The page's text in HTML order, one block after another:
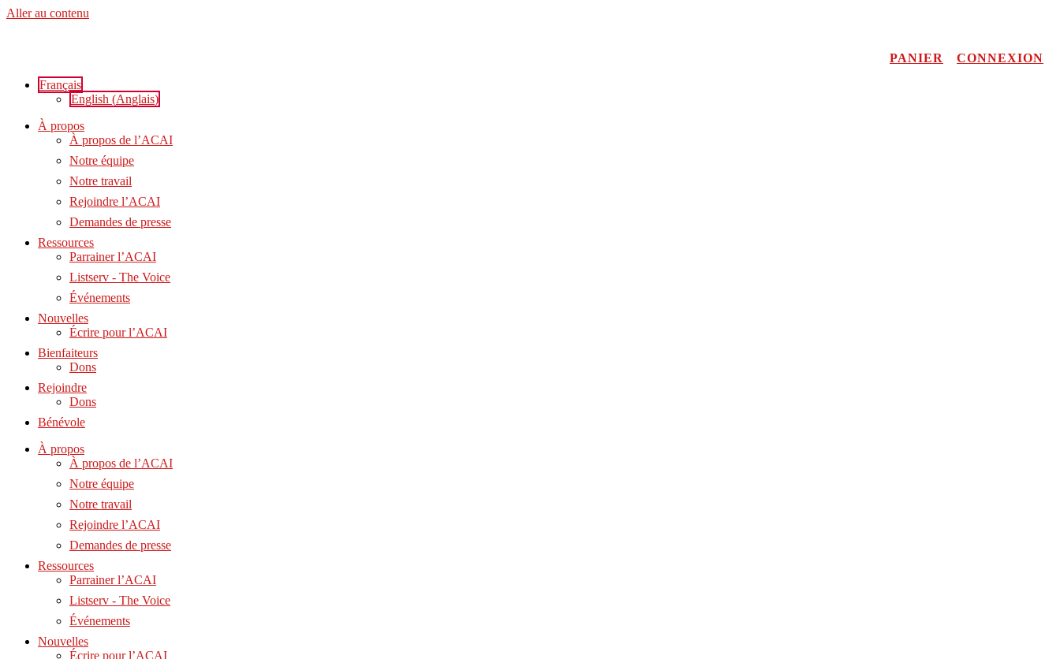
Aller au contenu
PANIER
CONNEXION
Français
English (Anglais)
À propos
À propos de l’ACAI
Notre équipe
Notre travail
Rejoindre l’ACAI
Demandes de presse
Ressources
Parrainer l’ACAI
Listserv - The Voice
Événements
Nouvelles
Écrire pour l’ACAI
Bienfaiteurs
Dons
Rejoindre
Dons
Bénévole
À propos
À propos de l’ACAI
Notre équipe
Notre travail
Rejoindre l’ACAI
Demandes de presse
Ressources
Parrainer l’ACAI
Listserv - The Voice
Événements
Nouvelles
Écrire pour l’ACAI